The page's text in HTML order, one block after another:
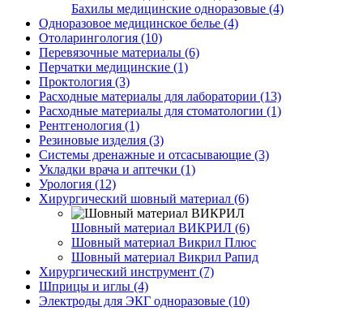
Бахилы медицинские одноразовые (4)
Одноразовое медицинское белье (4)
Отоларингология (10)
Перевязочные материалы (6)
Перчатки медицинские (1)
Проктология (3)
Расходные материалы для лаборатории (13)
Расходные материалы для стоматологии (1)
Рентгенология (1)
Резиновые изделия (3)
Системы дренажные и отсасывающие (3)
Укладки врача и аптечки (1)
Урология (12)
Хирургический шовный материал (6)
Шовный материал ВИКРИЛ (6)
Шовный материал Викрил Плюс
Шовный материал Викрил Рапид
Хирургический инструмент (7)
Шприцы и иглы (4)
Электроды для ЭКГ одноразовые (10)